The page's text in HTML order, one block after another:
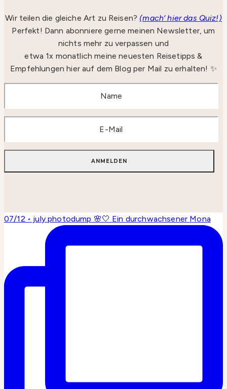
Wir teilen die gleiche Art zu Reisen? (mach‘ hier das Quiz!)
Perfekt! Dann abonniere gerne meinen Newsletter, um
nichts mehr zu verpassen und
etwa 1x monatlich meine neuesten Reisetipps &
Empfehlungen hier auf dem Blog per Mail zu erhalten! ✨
07/12 • july photodump 🌸🤍 Ein durchwachsener Mona